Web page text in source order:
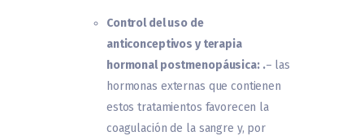
Control del uso de
anticonceptivos y terapia
hormonal postmenopáusica: .– las
hormonas externas que contienen
estos tratamientos favorecen la
coagulación de la sangre y, por